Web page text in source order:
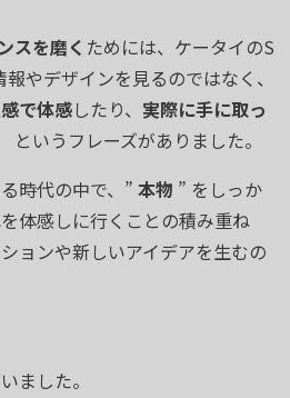
スを磨く ためには、ケータイのS
やデザインを見るのではなく、
で体感したり、 実際に手に取っ
いうフレーズがありました。
時代の中で、” 本物 ” をしっか
体感しに行くことの積み重ね
ョンや新しいアイデアを生むの
ました。